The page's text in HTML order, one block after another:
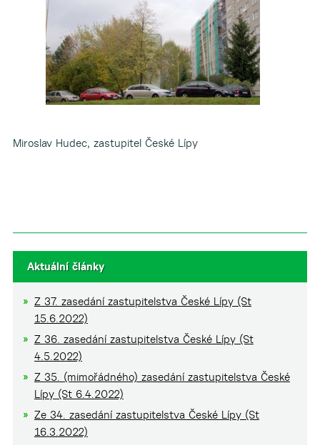
Miroslav Hudec, zastupitel České Lípy
Aktuální články
Z 37. zasedání zastupitelstva České Lípy (St
15.6.2022)
Z 36. zasedání zastupitelstva České Lípy (St
4.5.2022)
Z 35. (mimořádného) zasedání zastupitelstva České
Lípy (St 6.4.2022)
Ze 34. zasedání zastupitelstva České Lípy (St
16.3.2022)